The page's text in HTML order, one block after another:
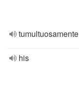
tumultuosamente
his